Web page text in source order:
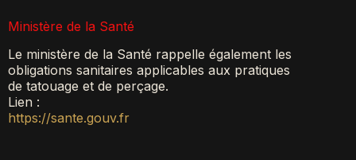
Ministère de la Santé
Le ministère de la Santé rappelle également les
obligations sanitaires applicables aux pratiques
de tatouage et de perçage.
Lien :
https://sante.gouv.fr